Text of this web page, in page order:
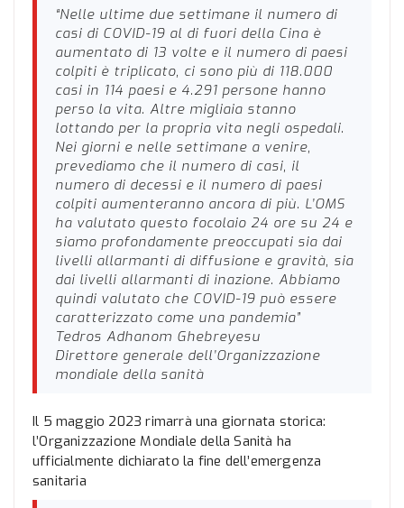
“Nelle ultime due settimane il numero di
casi di COVID-19 al di fuori della Cina è
aumentato di 13 volte e il numero di paesi
colpiti è triplicato, ci sono più di 118.000
casi in 114 paesi e 4.291 persone hanno
perso la vita. Altre migliaia stanno
lottando per la propria vita negli ospedali.
Nei giorni e nelle settimane a venire,
prevediamo che il numero di casi, il
numero di decessi e il numero di paesi
colpiti aumenteranno ancora di più. L’OMS
ha valutato questo focolaio 24 ore su 24 e
siamo profondamente preoccupati sia dai
livelli allarmanti di diffusione e gravità, sia
dai livelli allarmanti di inazione. Abbiamo
quindi valutato che COVID-19 può essere
caratterizzato come una pandemia”
Tedros Adhanom Ghebreyesu
Direttore generale dell’Organizzazione
mondiale della sanità
Il 5 maggio 2023 rimarrà una giornata storica:
l’Organizzazione Mondiale della Sanità ha
ufficialmente dichiarato la fine dell’emergenza
sanitaria